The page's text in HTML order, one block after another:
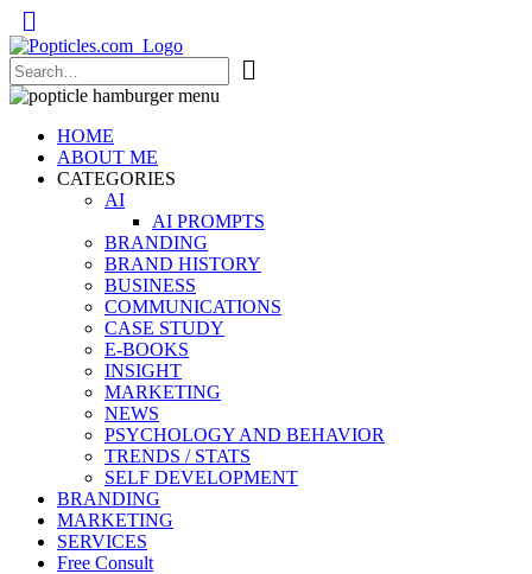
Popticles.com
HOME
ABOUT ME
CATEGORIES
AI
AI PROMPTS
BRANDING
BRAND HISTORY
BUSINESS
COMMUNICATIONS
CASE STUDY
E-BOOKS
INSIGHT
MARKETING
NEWS
PSYCHOLOGY AND BEHAVIOR
TRENDS / STATS
SELF DEVELOPMENT
BRANDING
MARKETING
SERVICES
Free Consult